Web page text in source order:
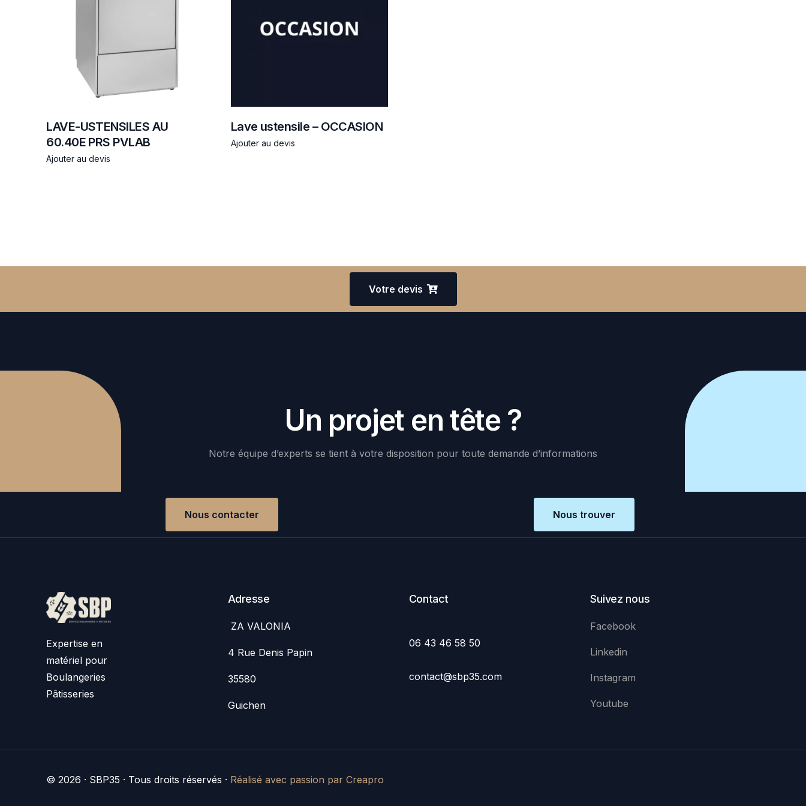
LAVE-USTENSILES AU
60.40E PRS PVLAB
Ajouter au devis
Lave ustensile – OCCASION
Ajouter au devis
Votre devis
Un projet en tête ?
Notre équipe d’experts se tient à votre disposition pour toute demande d’informations
Nous contacter Nous trouver
Expertise en
matériel pour
Boulangeries
Pâtisseries
Adresse
ZA VALONIA
4 Rue Denis Papin
35580
Guichen
Contact
06 43 46 58 50
contact@sbp35.com
Suivez nous
Facebook
Linkedin
Instagram
Youtube
© 2026 · SBP35 · Tous droits réservés · Réalisé avec passion par Creapro